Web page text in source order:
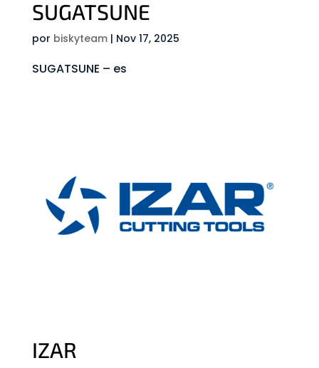
SUGATSUNE
por biskyteam| Nov 17, 2025
SUGATSUNE – es
IZAR